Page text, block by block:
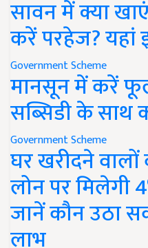
सावन में क्या
करें परहेज? यहां
Government Scheme
मानसून में करें
सब्सिडी के साथ
Government Scheme
घर खरीदने वालों
लोन पर मिलेगी
जानें कौन उठा
लाभ